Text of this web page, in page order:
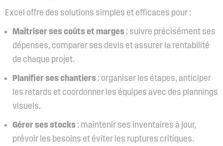
Excel offre des solutions simples et efficaces pour :
Maîtriser ses coûts et marges : suivre précisément ses
dépenses, comparer ses devis et assurer la rentabilité
de chaque projet.
Planifier ses chantiers : organiser les étapes, anticiper
les retards et coordonner les équipes avec des plannings
visuels.
Gérer ses stocks : maintenir ses inventaires à jour,
prévoir les besoins et éviter les ruptures critiques.